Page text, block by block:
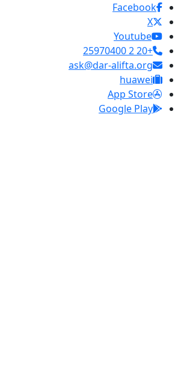
Facebook
X
Youtube
+20 2 25970400
ask@dar-alifta.org
huawei
App Store
Google Play